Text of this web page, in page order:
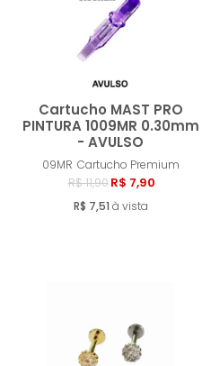
Cartucho MAST PRO
PINTURA 1009MR 0.30mm
- AVULSO
09MR Cartucho Premium
R$ 11,90 R$ 7,90
R$ 7,51 à vista